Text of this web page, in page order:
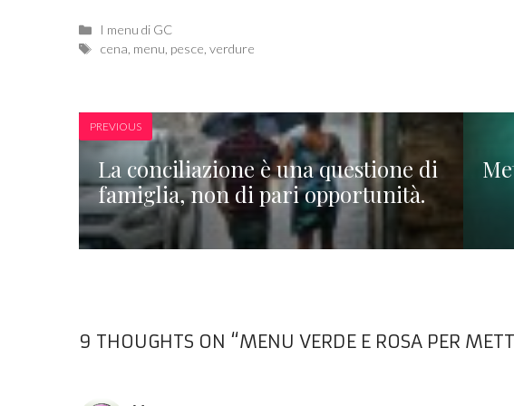
Categories
I menu di GC
Tags
cena menu pesce ,verdure
PREVIOUS
La conciliazione è una questione di
famiglia, non di pari opportunità.
9 THOUGHTS ON “MENU VERDE E ROSA PER